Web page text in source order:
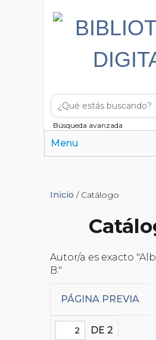
Búsqueda avanzada
Menu
Inicio / Catálogo
Autor/a es exacto
B."
PÁGINA PREVIA
DE 2